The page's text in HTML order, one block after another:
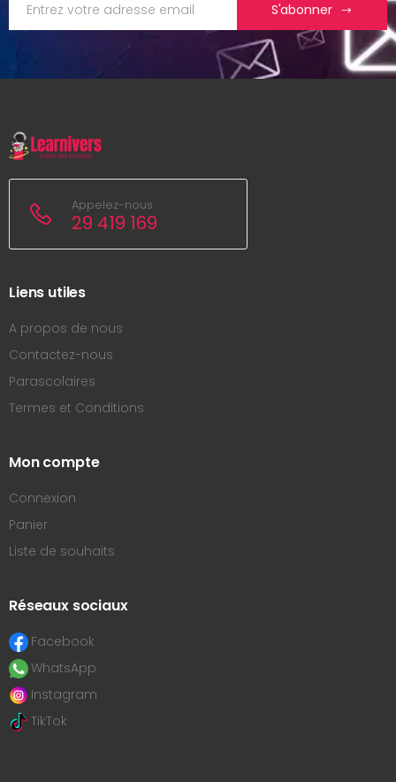
S'abonner
Appelez-nous
29 419 169
Liens utiles
A propos de nous
Contactez-nous
Parascolaires
Termes et Conditions
Mon compte
Connexion
Panier
Liste de souhaits
Réseaux sociaux
Facebook
WhatsApp
Instagram
TikTok